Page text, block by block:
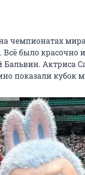
чемпионатах
было красочно
Актриса
показали кубок